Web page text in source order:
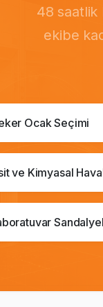
48 saatlik
ekibe
Ocak Seçimi
ve Kimyasal